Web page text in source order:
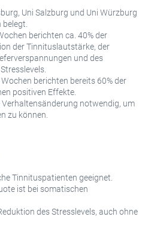
Uni Salzburg und Uni Würzburg
belegt.
berichten ca. 40% der
der Tinnituslautstärke, der
und des
berichten bereits 60% der
positiven Effekte.
notwendig, um
zu können.
Tinnituspatienten geeignet.
ist bei somatischen
des Stresslevels, auch ohne